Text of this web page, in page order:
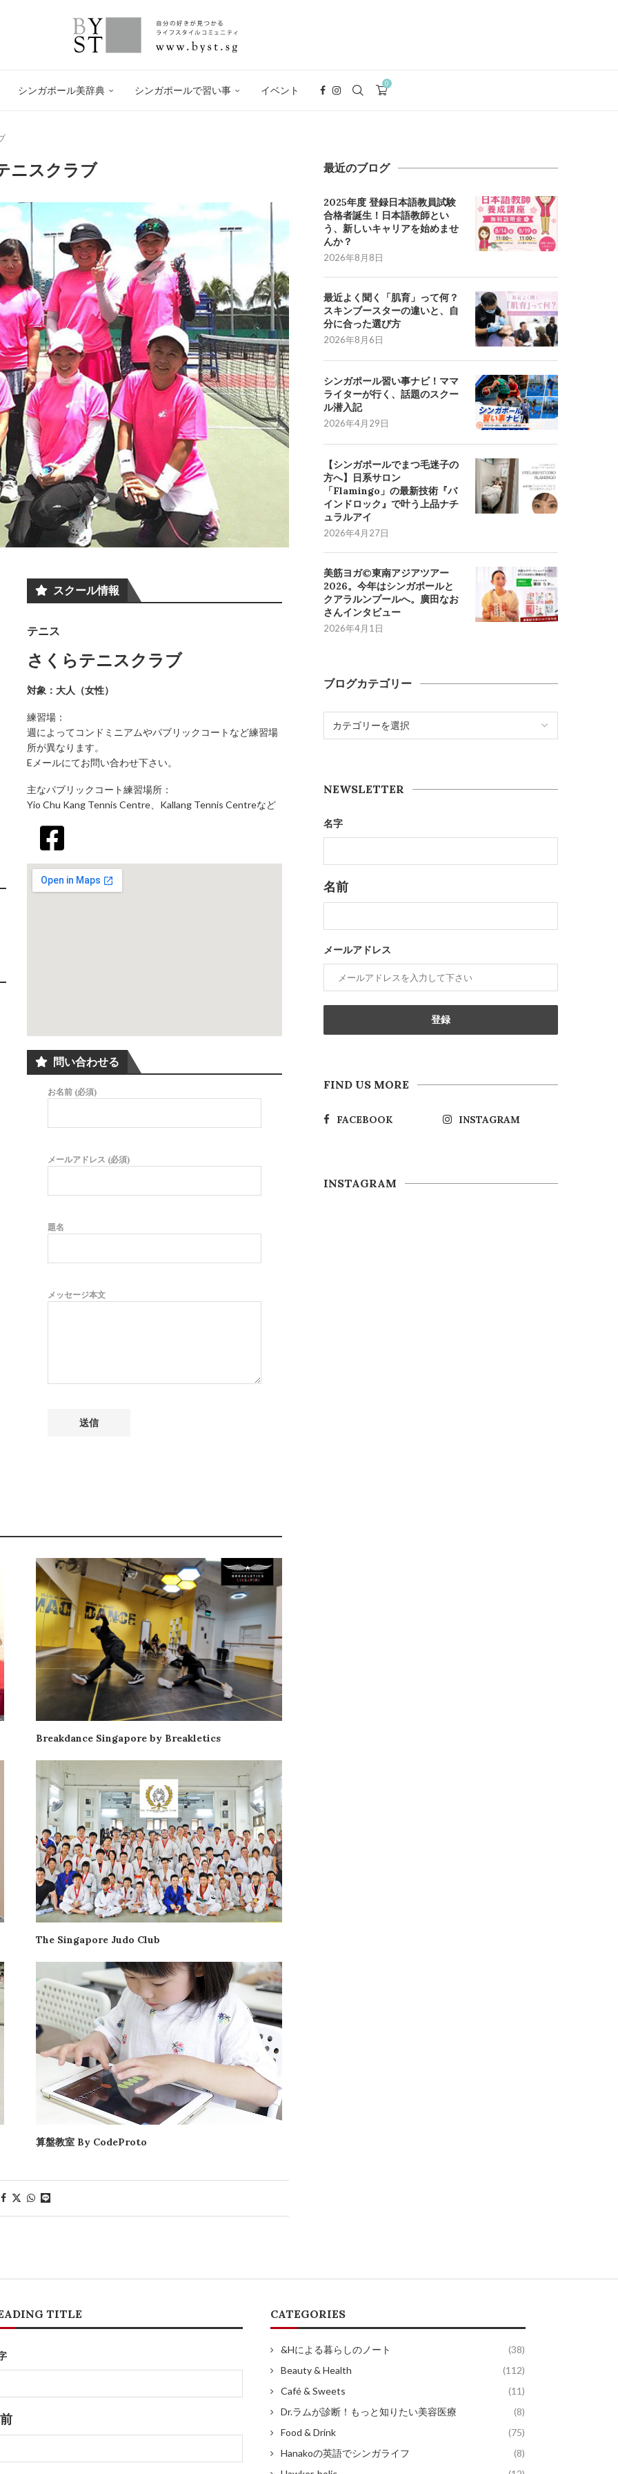
シンガポール美辞典 シンガポールで習い事 イベント
0
ニスクラブ
スクール情報
テニス
さくらテニスクラブ
対象：大人（女性）
練習場：
週によってコンドミニアムやパブリックコートなど練習場
所が異なります。
Eメールにてお問い合わせ下さい。
主なパブリックコート練習場所：
Yio Chu Kang Tennis Centre、Kallang Tennis Centreなど
問い合わせる
お名前 (必須)
メールアドレス (必須)
題名
メッセージ本文
Breakdance Singapore by Breakletics
The Singapore Judo Club
算盤教室 By CodeProto
最近のブログ
2025年度 登録日本語教員試験
合格者誕生！日本語教師とい
う、新しいキャリアを始めませ
んか？
2026年8月8日
最近よく聞く「肌育」って何？
スキンブースターの違いと、自
分に合った選び方
2026年8月6日
シンガポール習い事ナビ！ママ
ライターが行く、話題のスクー
ル潜入記
2026年4月29日
【シンガポールでまつ毛迷子の
方へ】日系サロン
「Flamingo」の最新技術『バ
インドロック』で叶う上品ナチ
ュラルアイ
2026年4月27日
美筋ヨガ©東南アジアツアー
2026。今年はシンガポールと
クアラルンプールへ。廣田なお
さんインタビュー
2026年4月1日
ブログカテゴリー
NEWSLETTER
名字
名前
メールアドレス
FIND US MORE
FACEBOOK INSTAGRAM
INSTAGRAM
TITLE CATEGORIES
&Hによる暮らしのノート
(38)
Beauty & Health
(112)
Café & Sweets
(11)
Dr.ラムが診断！もっと知りたい美容医療
(8)
Food & Drink
(75)
Hanakoの英語でシンガライフ
(8)